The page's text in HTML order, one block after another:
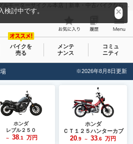
ホンダ(HONDA) ＧＢ３５０｜イーグルモーターサイクル本店｜新車・中古バイクなら【グーバイク(GooBike)】
検討中です。
バイクを
売る
メンテ
ナンス
コミュ
ニティ
※2026年8月8日更新
ホンダ
レブル２５０
～ 38.1 万円
ホンダ
ＣＴ１２５ハンターカブ
20 .9 ～ 33 .6 万円